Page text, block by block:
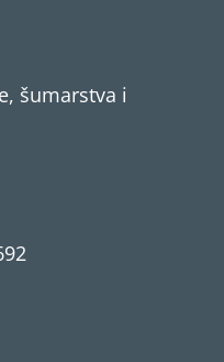
šumarstva i